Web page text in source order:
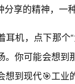
分享的精神，一
耳机，点下那个
。你可能会想
想到现代🎯工